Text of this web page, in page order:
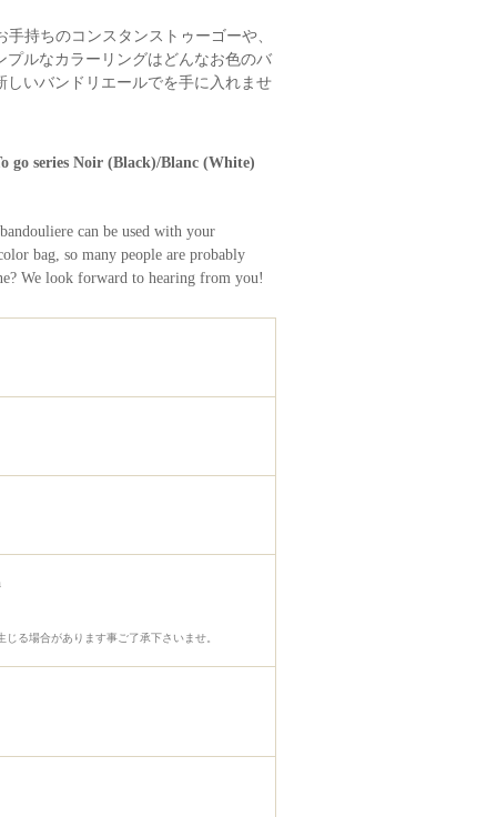
持ちのコンスタンストゥーゴーや、
ルなカラーリングはどんなお色のバ
いバンドリエールでを手に入れませ
go series Noir (Black)/Blanc (White)
can be used with your
bag, so many people are probably
We look forward to hearing from you!
る場合があります事ご了承下さいませ。